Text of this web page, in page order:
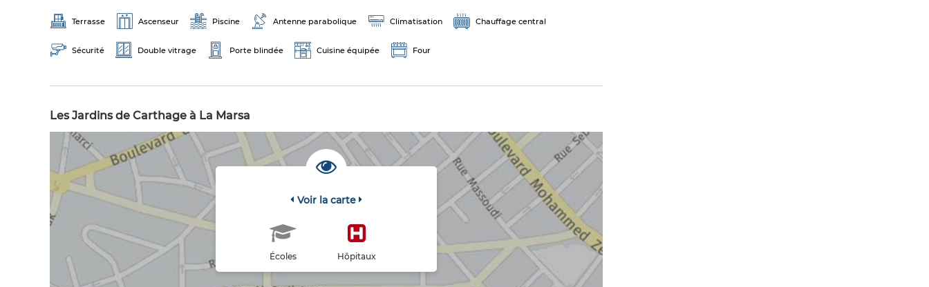
Terrasse Ascenseur Piscine Antenne parabolique Climatisation Chauffage central
Sécurité Double vitrage Porte blindée Cuisine équipée Four
Les Jardins de Carthage à La Marsa
Voir la carte
Écoles Hôpitaux